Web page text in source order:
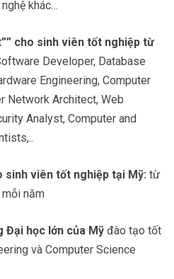
khác…
cho sinh viên tốt nghiệp từ
Developer, Database
Engineering, Computer
Network Architect, Web
Analyst, Computer and
viên tốt nghiệp tại Mỹ: từ
năm
Đại học lớn của Mỹ đào tạo tốt
và Computer Science